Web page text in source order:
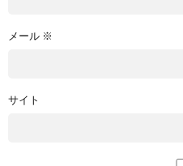
メール ※
サイト